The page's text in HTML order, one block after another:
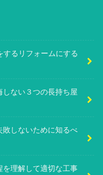
するリフォームにする
しない３つの長持ち屋
敗しないために知るべ
を理解して適切な工事